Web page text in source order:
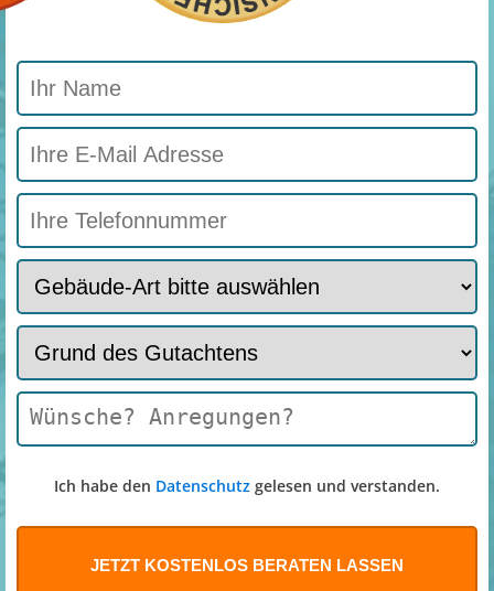
Ich habe den Datenschutz gelesen und verstanden.